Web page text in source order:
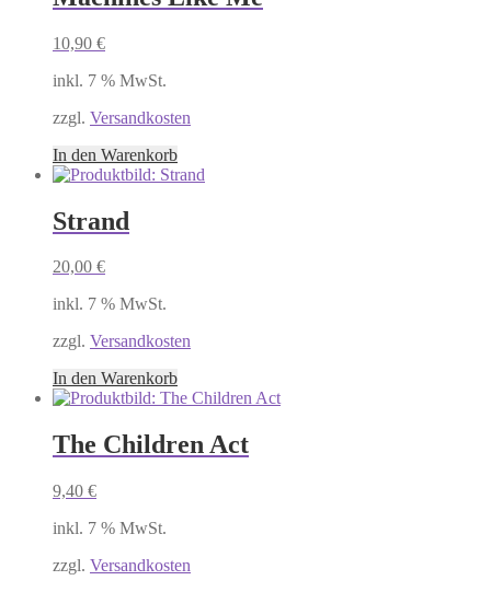
10,90 €
inkl. 7 % MwSt.
zzgl. Versandkosten
In den Warenkorb
Strand
20,00 €
inkl. 7 % MwSt.
zzgl. Versandkosten
In den Warenkorb
The Children Act
9,40 €
inkl. 7 % MwSt.
zzgl. Versandkosten